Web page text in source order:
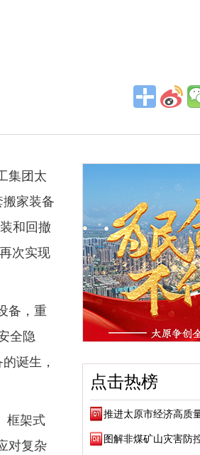
集团太
搬家装备
和回撤
次实现
备，重
全隐
诞生，
框架式
对复杂
点击热榜
推进太原市经济高质
图解非煤矿山灾害防